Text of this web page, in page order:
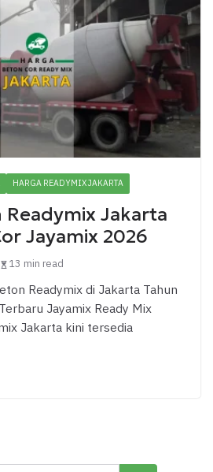
HARGA READYMIX JAKARTA
Readymix Jakarta
Jayamix 2026
13 min read
Readymix di Jakarta Tahun
Jayamix Ready Mix
Jakarta kini tersedia